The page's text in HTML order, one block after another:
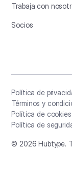
Trabaja con
Socios
Política de
Términos y
Política de cookies
Política de
© 2026 Hubtype.